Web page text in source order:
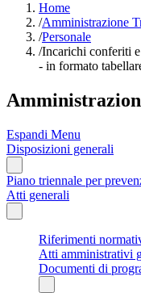
Home
/Amministrazione
/Personale
/Incarichi conferiti
- in formato
Espandi Menu
Disposizioni generali
Piano triennale per
Atti generali
Riferimenti
Atti amministrativi
Documenti di